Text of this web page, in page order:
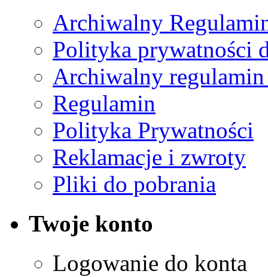
Archiwalny
Polityka prywatności
Archiwalny
Regulamin
Polityka Prywatności
Reklamacje i zwroty
Pliki do pobrania
Twoje konto
Logowanie do konta